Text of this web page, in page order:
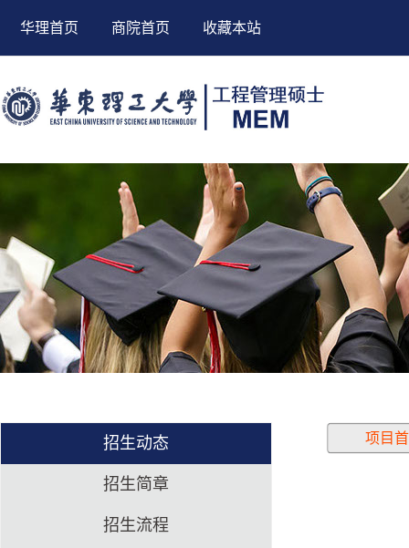
华理首页 商院首页 收藏本站
招生动态
招生简章
招生流程
项目